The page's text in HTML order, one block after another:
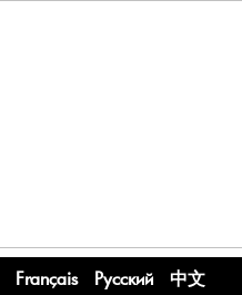
Français Русский 中文